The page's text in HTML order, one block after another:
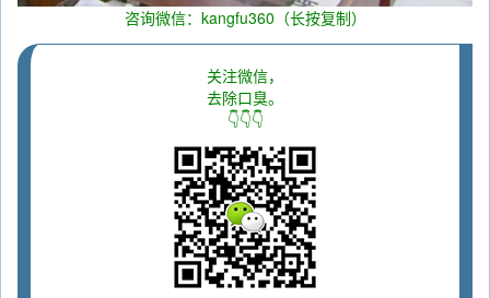
咨询微信：kangfu360（长按复制）
关注微信，
去除口臭。
👇👇👇